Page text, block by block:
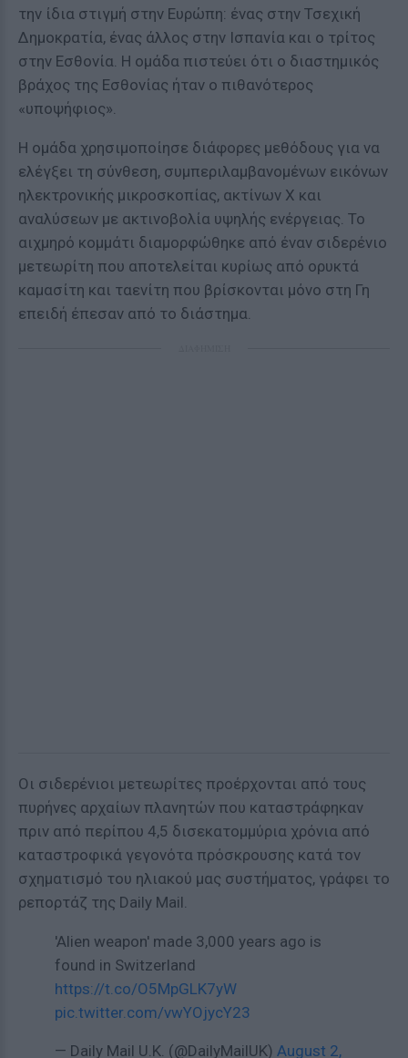
την ίδια στιγμή στην Ευρώπη: ένας στην Τσεχική
Δημοκρατία, ένας άλλος στην Ισπανία και ο τρίτος
στην Εσθονία. Η ομάδα πιστεύει ότι ο διαστημικός
βράχος της Εσθονίας ήταν ο πιθανότερος
«υποψήφιος».
Η ομάδα χρησιμοποίησε διάφορες μεθόδους για να
ελέγξει τη σύνθεση, συμπεριλαμβανομένων εικόνων
ηλεκτρονικής μικροσκοπίας, ακτίνων Χ και
αναλύσεων με ακτινοβολία υψηλής ενέργειας. Το
αιχμηρό κομμάτι διαμορφώθηκε από έναν σιδερένιο
μετεωρίτη που αποτελείται κυρίως από ορυκτά
καμασίτη και ταενίτη που βρίσκονται μόνο στη Γη
επειδή έπεσαν από το διάστημα.
Οι σιδερένιοι μετεωρίτες προέρχονται από τους
πυρήνες αρχαίων πλανητών που καταστράφηκαν
πριν από περίπου 4,5 δισεκατομμύρια χρόνια από
καταστροφικά γεγονότα πρόσκρουσης κατά τον
σχηματισμό του ηλιακού μας συστήματος, γράφει το
ρεπορτάζ της Daily Mail.
'Alien weapon' made 3,000 years ago is
found in Switzerland
https://t.co/O5MpGLK7yW
pic.twitter.com/vwYOjycY23
— Daily Mail U.K. (@DailyMailUK) August 2,